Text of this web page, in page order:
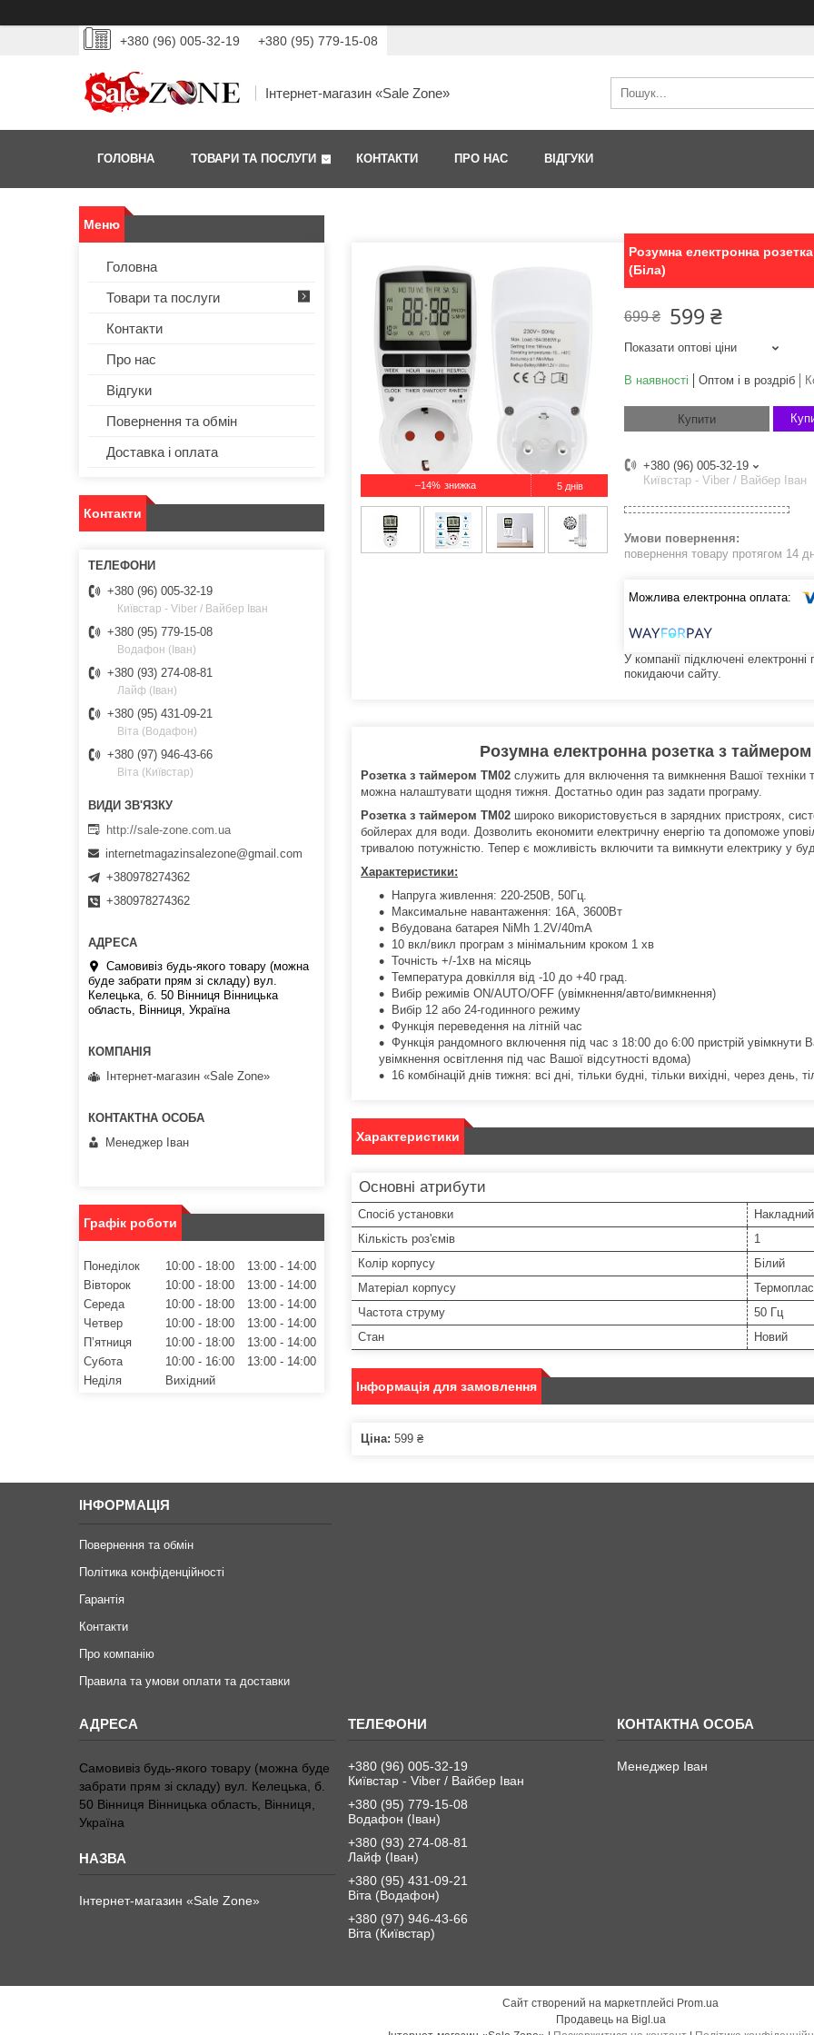
+380 (96) 005-32-19 +380 (95) 779-15-08
Інтернет-магазин «Sale Zone»
ГОЛОВНА ТОВАРИ ТА ПОСЛУГИ КОНТАКТИ ПРО НАС ВІДГУКИ
–14% 5 днів
Розумна електронна
(Біла)
699 ₴ 599 ₴
Показати оптові ціни
В наявності Оптом і в роздріб
Купити
+380 (96) 005-32-19
Київстар - Viber / Вайбер Іван
повернення товару протягом 14
У компанії підключені
покидаючи сайту.
Розумна електронна розетка з
Розетка з таймером TM02 служить для включення та вимкнення Вашої техніки
можна налаштувати щодня тижня. Достатньо один раз задати програму.
Розетка з таймером TM02 широко використовується в зарядних пристроях,
бойлерах для води. Дозволить економити електричну енергію та допоможе
тривалою потужністю. Тепер є можливість включити та вимкнути електрику у
Характеристики:
Напруга живлення: 220-250В, 50Гц.
Максимальне навантаження: 16А, 3600Вт
Вбудована батарея NiMh 1.2V/40mA
10 вкл/викл програм з мінімальним кроком 1 хв
Точність +/-1хв на місяць
Температура довкілля від -10 до +40 град.
Вибір режимів ON/AUTO/ОFF (увімкнення/авто/вимкнення)
Вибір 12 або 24-годинного режиму
Функція переведення на літній час
Функція рандомного включення під час з 18:00 до 6:00 пристрій
увімкнення освітлення під час Вашої відсутності вдома)
16 комбінацій днів тижня: всі дні, тільки будні, тільки вихідні, через день,
Характеристики
Основні атрибути
Спосіб установки
Накладний
Кількість роз'ємів
1
Колір корпусу
Білий
Матеріал корпусу
Частота струму
50 Гц
Стан
Новий
Інформація для замовлення
Ціна: 599 ₴
Головна
Товари та послуги
Контакти
Про нас
Відгуки
Повернення та обмін
Доставка і оплата
Контакти
+380 (96) 005-32-19
Київстар - Viber / Вайбер Іван
+380 (95) 779-15-08
Водафон (Іван)
+380 (93) 274-08-81
Лайф (Іван)
+380 (95) 431-09-21
Віта (Водафон)
+380 (97) 946-43-66
Віта (Київстар)
http://sale-zone.com.ua
internetmagazinsalezone@gmail.com
+380978274362
+380978274362
Самовивіз будь-якого товару (можна
буде забрати прям зі складу) вул.
Келецька, б. 50 Вінниця Вінницька
область, Вінниця, Україна
Інтернет-магазин «Sale Zone»
Менеджер Іван
Графік роботи
Понеділок 10:00 18:00 13:00
14:00
Вівторок
10:00 18:00 13:00
14:00
Середа
10:00 18:00 13:00
14:00
Четвер
10:00 18:00 13:00
14:00
Пʼятниця
10:00 18:00 13:00
14:00
Субота
10:00 16:00 13:00
14:00
Неділя
Вихідний
ІНФОРМАЦІЯ
Повернення та обмін
Політика конфіденційності
Гарантія
Контакти
Про компанію
Правила та умови оплати та доставки
Самовивіз будь-якого товару (можна буде
забрати прям зі складу) вул. Келецька, б.
50 Вінниця Вінницька область, Вінниця,
Україна
Інтернет-магазин «Sale Zone»
+380 (96) 005-32-19
Київстар - Viber / Вайбер Іван
+380 (95) 779-15-08
Водафон (Іван)
+380 (93) 274-08-81
Лайф (Іван)
+380 (95) 431-09-21
Віта (Водафон)
+380 (97) 946-43-66
Віта (Київстар)
Менеджер Іван
Сайт створений на маркетплейсі Prom.ua
Продавець на Bigl.ua